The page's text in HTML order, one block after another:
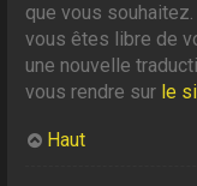
que vous
vous êtes libre de
une nouvelle
vous rendre sur le
Haut